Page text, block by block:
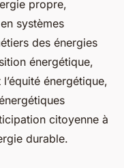
propre,
systèmes
des énergies
énergétique,
énergétique,
citoyenne à
durable.